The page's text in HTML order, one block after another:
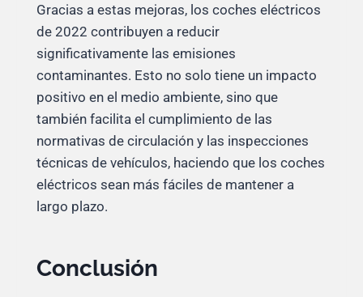
Gracias a estas mejoras, los coches eléctricos
de 2022 contribuyen a reducir
significativamente las emisiones
contaminantes. Esto no solo tiene un impacto
positivo en el medio ambiente, sino que
también facilita el cumplimiento de las
normativas de circulación y las inspecciones
técnicas de vehículos, haciendo que los coches
eléctricos sean más fáciles de mantener a
largo plazo.
Conclusión